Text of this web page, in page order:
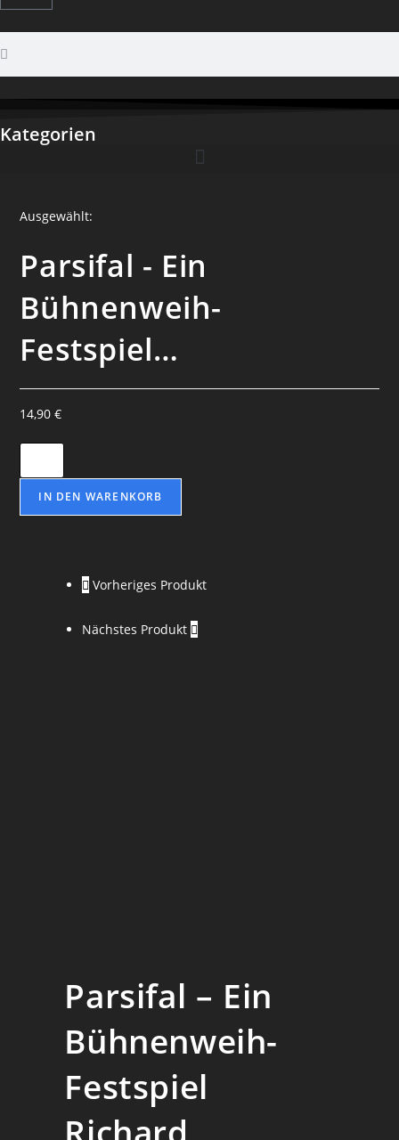
Kategorien
Ausgewählt:
Parsifal - Ein
Bühnenweih-
Festspiel…
14,90€
IN DEN WARENKORB
Vorheriges Produkt
Nächstes Produkt
Parsifal – Ein
Bühnenweih-
Festspiel